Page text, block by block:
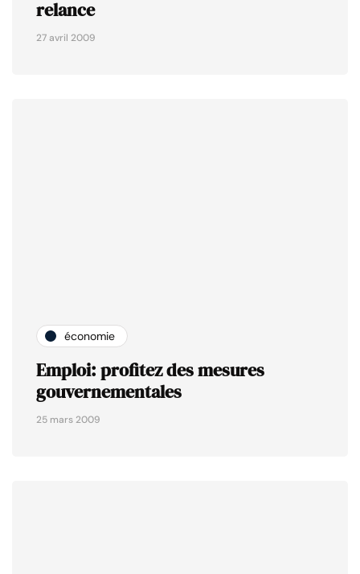
relance
27 avril 2009
économie
Emploi: profitez des mesures
gouvernementales
25 mars 2009